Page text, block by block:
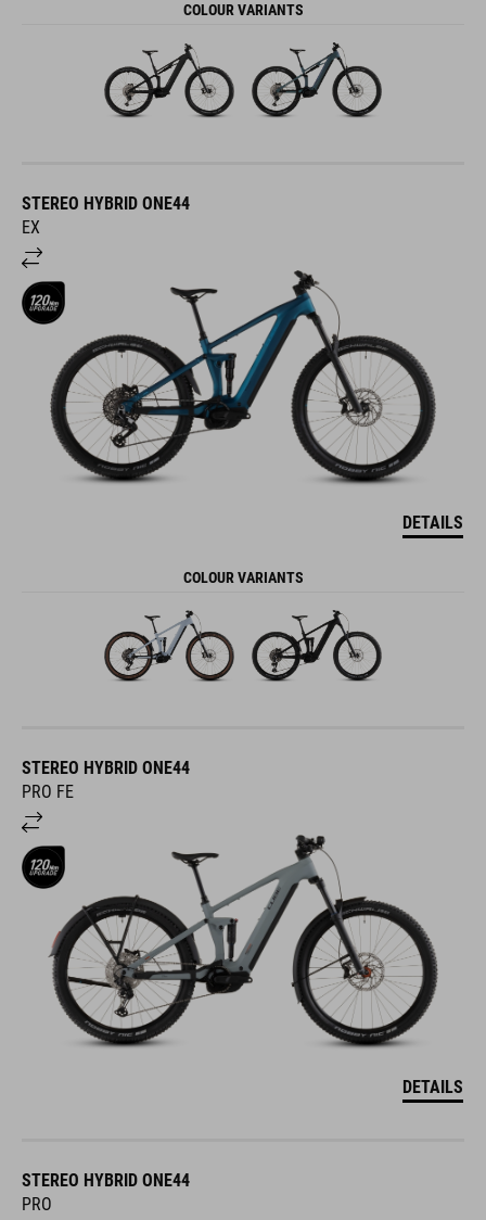
COLOUR VARIANTS
STEREO HYBRID ONE44
EX
DETAILS
COLOUR VARIANTS
STEREO HYBRID ONE44
PRO FE
DETAILS
STEREO HYBRID ONE44
PRO